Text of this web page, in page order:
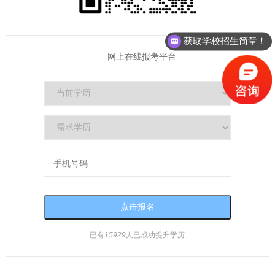
网上在线报考平台
已有15929人已成功提升学历
获取学校招生简章！